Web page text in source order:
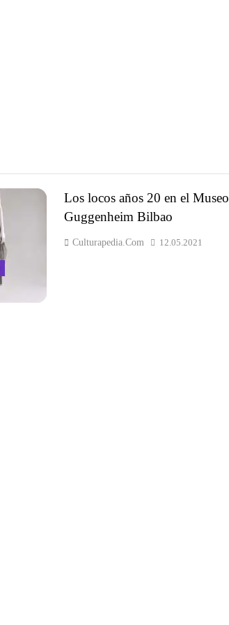
Los locos años 20 en el Museo
Guggenheim Bilbao
Culturapedia.com 12.05.2021